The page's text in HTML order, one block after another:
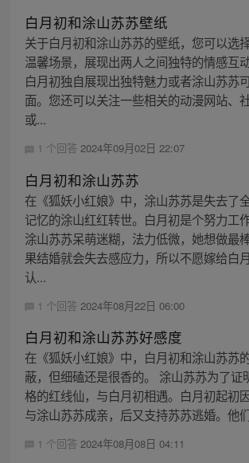
白月初和涂山苏苏壁纸
关于白月初和涂山苏苏的壁纸，您可以选
温馨场景，展现出两人之间独特的情感互
白月初独自展现出独特魅力或者涂山苏苏
面。您还可以关注一些相关的动漫网站、
或...
1 个回答 2024年09月02日 22:07
白月初和涂山苏苏
在《狐妖小红娘》中，涂山苏苏是失去了
记忆的涂山红红转世。白月初是个努力工
涂山苏苏呆萌迷糊，法力低微，她想做最
果结婚就会失去感应力，所以不愿嫁给白
认...
1 个回答 2024年08月22日 06:00
白月初和涂山苏苏好感度
在《狐妖小红娘》中，白月初和涂山苏苏
蔽，但细磕还是很香的。 涂山苏苏为了证
格的红线仙，与白月初相遇。白月初起初
与涂山苏苏成亲，后又支持苏苏逃婚。他
1 个回答 2024年08月08日 04:11